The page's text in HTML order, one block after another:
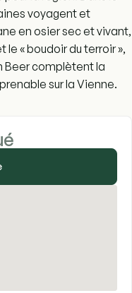
voyagent et
en osier sec et vivant,
« boudoir du terroir »,
Beer complètent la
sur la Vienne.